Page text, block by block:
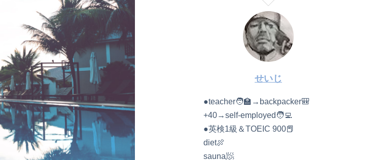
せいじ
●teacher🧑‍🏫→backpacker🎒
+40→self-employed🧑‍💻
●英検1級＆TOEIC 900📕
diet🍖
sauna🧖